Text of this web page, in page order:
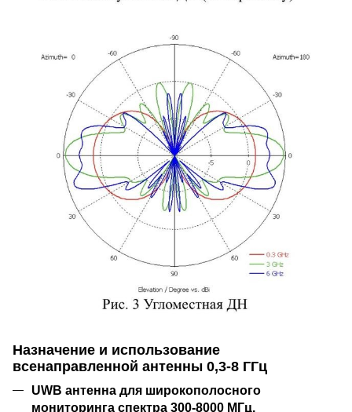
Назначение и использование
всенаправленной антенны 0,3-8 ГГц
UWB антенна для широкополосного
мониторинга спектра 300-8000 МГц.